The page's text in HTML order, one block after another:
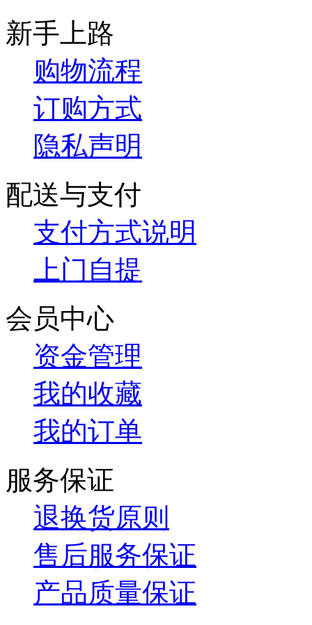
新手上路
购物流程
订购方式
隐私声明
配送与支付
支付方式说明
上门自提
会员中心
资金管理
我的收藏
我的订单
服务保证
退换货原则
售后服务保证
产品质量保证